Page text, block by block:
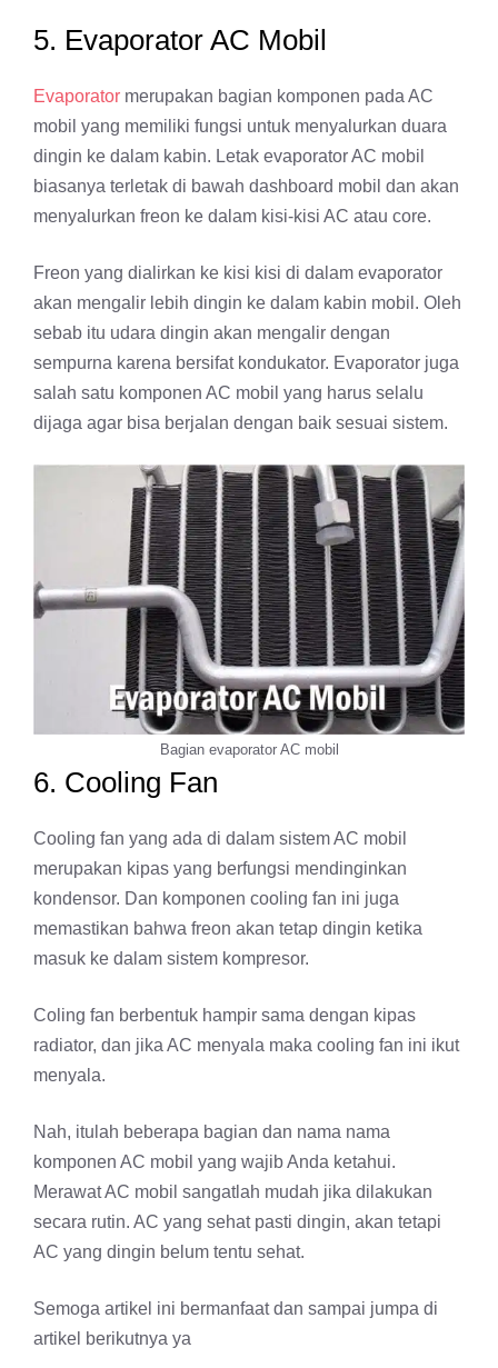
5. Evaporator AC Mobil
Evaporator merupakan bagian komponen pada AC
mobil yang memiliki fungsi untuk menyalurkan duara
dingin ke dalam kabin. Letak evaporator AC mobil
biasanya terletak di bawah dashboard mobil dan akan
menyalurkan freon ke dalam kisi-kisi AC atau core.
Freon yang dialirkan ke kisi kisi di dalam evaporator
akan mengalir lebih dingin ke dalam kabin mobil. Oleh
sebab itu udara dingin akan mengalir dengan
sempurna karena bersifat kondukator. Evaporator juga
salah satu komponen AC mobil yang harus selalu
dijaga agar bisa berjalan dengan baik sesuai sistem.
Bagian evaporator AC mobil
6. Cooling Fan
Cooling fan yang ada di dalam sistem AC mobil
merupakan kipas yang berfungsi mendinginkan
kondensor. Dan komponen cooling fan ini juga
memastikan bahwa freon akan tetap dingin ketika
masuk ke dalam sistem kompresor.
Coling fan berbentuk hampir sama dengan kipas
radiator, dan jika AC menyala maka cooling fan ini ikut
menyala.
Nah, itulah beberapa bagian dan nama nama
komponen AC mobil yang wajib Anda ketahui.
Merawat AC mobil sangatlah mudah jika dilakukan
secara rutin. AC yang sehat pasti dingin, akan tetapi
AC yang dingin belum tentu sehat.
Semoga artikel ini bermanfaat dan sampai jumpa di
artikel berikutnya ya